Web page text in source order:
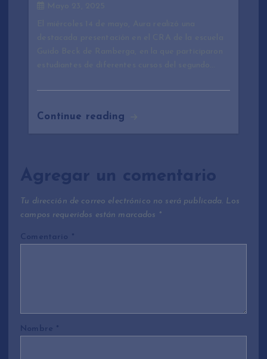
Continue reading
Agregar un comentario
Tu dirección de correo electrónico no será publicada. Los
campos requeridos están marcados *
Comentario *
Nombre *